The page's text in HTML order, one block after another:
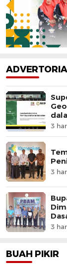
3
3
3
BUAH PIKIR